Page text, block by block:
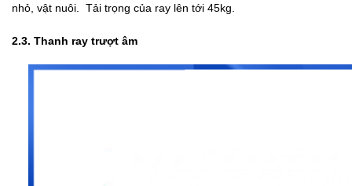
nhỏ, vật nuôi.  Tải trọng của ray lên tới 45kg.
2.3. Thanh ray trượt âm